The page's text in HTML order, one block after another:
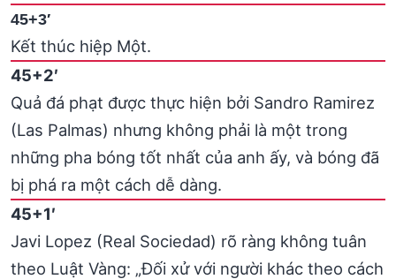
45+3′
Kết thúc hiệp Một.
45+2′
Quả đá phạt được thực hiện bởi Sandro Ramirez
(Las Palmas) nhưng không phải là một trong
những pha bóng tốt nhất của anh ấy, và bóng đã
bị phá ra một cách dễ dàng.
45+1′
Javi Lopez (Real Sociedad) rõ ràng không tuân
theo Luật Vàng: „Đối xử với người khác theo cách